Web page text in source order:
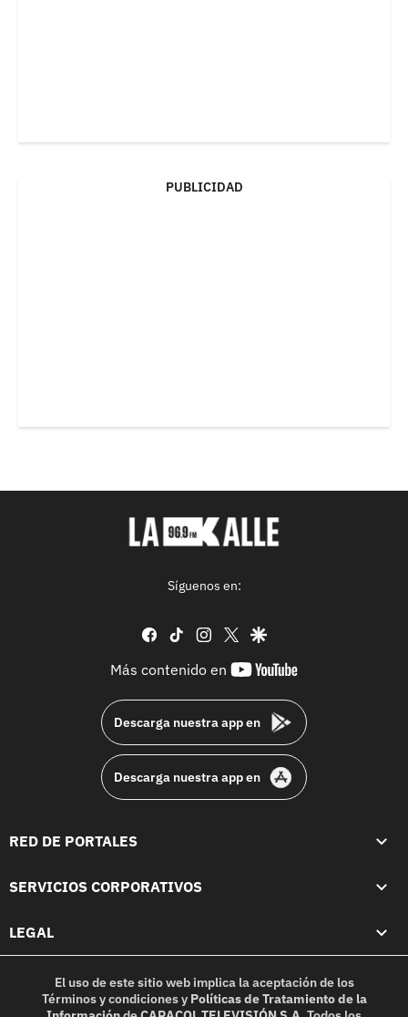
PUBLICIDAD
Síguenos en:
facebook
tiktok instagram
twittergoogle
Más contenido en
youtube-
Descarga nuestra app en
Descarga nuestra app en
RED DE PORTALES
SERVICIOS CORPORATIVOS
LEGAL
El uso de este sitio web implica la aceptación de los
Términos y condicionesy Políticas de Tratamiento de la